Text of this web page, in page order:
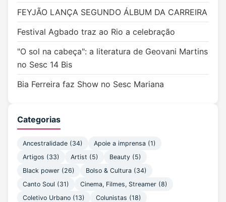
FEYJÃO LANÇA SEGUNDO ÁLBUM DA CARREIRA
Festival Agbado traz ao Rio a celebração
"O sol na cabeça": a literatura de Geovani Martins
no Sesc 14 Bis
Bia Ferreira faz Show no Sesc Mariana
Categorias
Ancestralidade (34) Apoie a imprensa (1)
Artigos (33) Artist (5) Beauty (5)
Black power (26) Bolso & Cultura (34)
Canto Soul (31) Cinema, Filmes, Streamer (8)
Coletivo Urbano (13) Colunistas (18)